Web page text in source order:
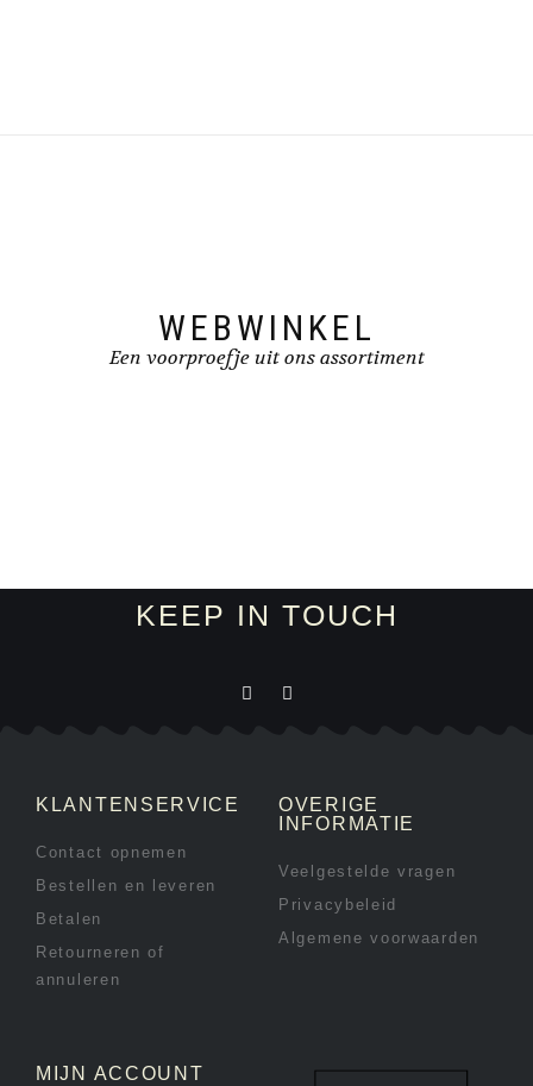
WEBWINKEL
Een voorproefje uit ons assortiment
KEEP IN TOUCH
KLANTENSERVICE
Contact opnemen
Bestellen en leveren
Betalen
Retourneren of
annuleren
OVERIGE
INFORMATIE
Veelgestelde vragen
Privacybeleid
Algemene voorwaarden
MIJN ACCOUNT